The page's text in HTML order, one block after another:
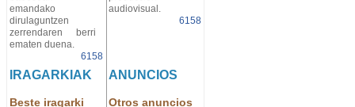
emandako
dirulaguntzen
zerrendaren berri
ematen duena.
6158
audiovisual.
6158
IRAGARKIAK
Beste iragarki
ANUNCIOS
Otros anuncios